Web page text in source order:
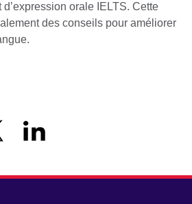
orale IELTS. Cette
des conseils pour améliorer